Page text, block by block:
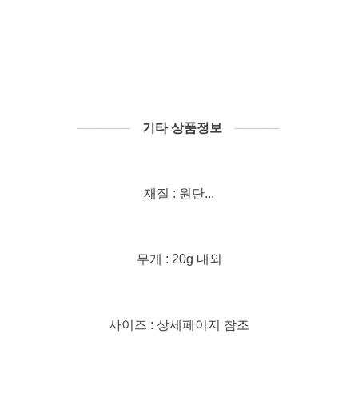
────── 기타 상품정보 ─────
재질 : 원단...
무게 : 20g 내외
사이즈 : 상세페이지 참조